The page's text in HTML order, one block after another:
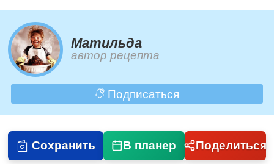
Матильда
автор рецепта
Подписаться
Сохранить В планер Поделиться